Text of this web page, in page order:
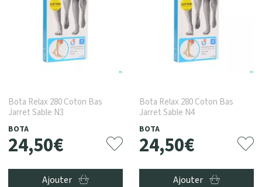
Bota Relax 280 Coton Bas
Jarret Sable N3
BOTA
24,50€
Ajouter
Bota Relax 280 Coton Bas
Jarret Sable N4
BOTA
24,50€
Ajouter